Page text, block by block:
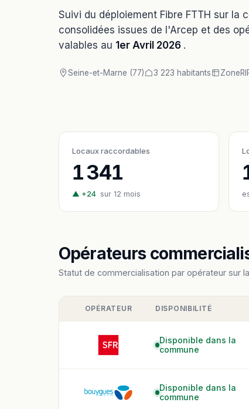
Suivi du déploiement Fibre FTTH sur la
consolidées issues de l'Arcep et des
valables au 1er Avril 2026 .
Seine-et-Marne (77) 3 223 habitants Zone
Locaux raccordables
1 341
▲ +24 sur 12 mois
Opérateurs
Statut de commercialisation par opérateur sur
OPÉRATEUR DISPONIBILITÉ
Disponible dans la
commune
Disponible dans la
commune